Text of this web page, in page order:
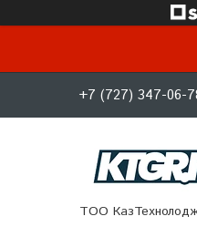
+7 (727) 347-06-
ТОО